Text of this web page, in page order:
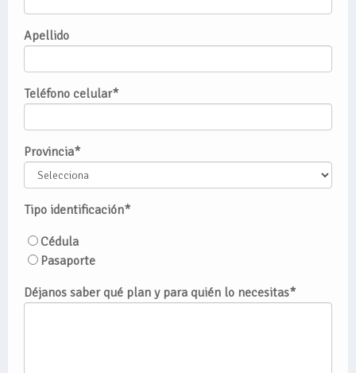
Apellido
Teléfono celular*
Provincia*
Tipo identificación*
Cédula
Pasaporte
Déjanos saber qué plan y para quién lo necesitas*